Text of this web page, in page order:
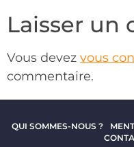
Laisser un
Vous devez vous
commentaire.
QUI SOMMES-NOUS ?